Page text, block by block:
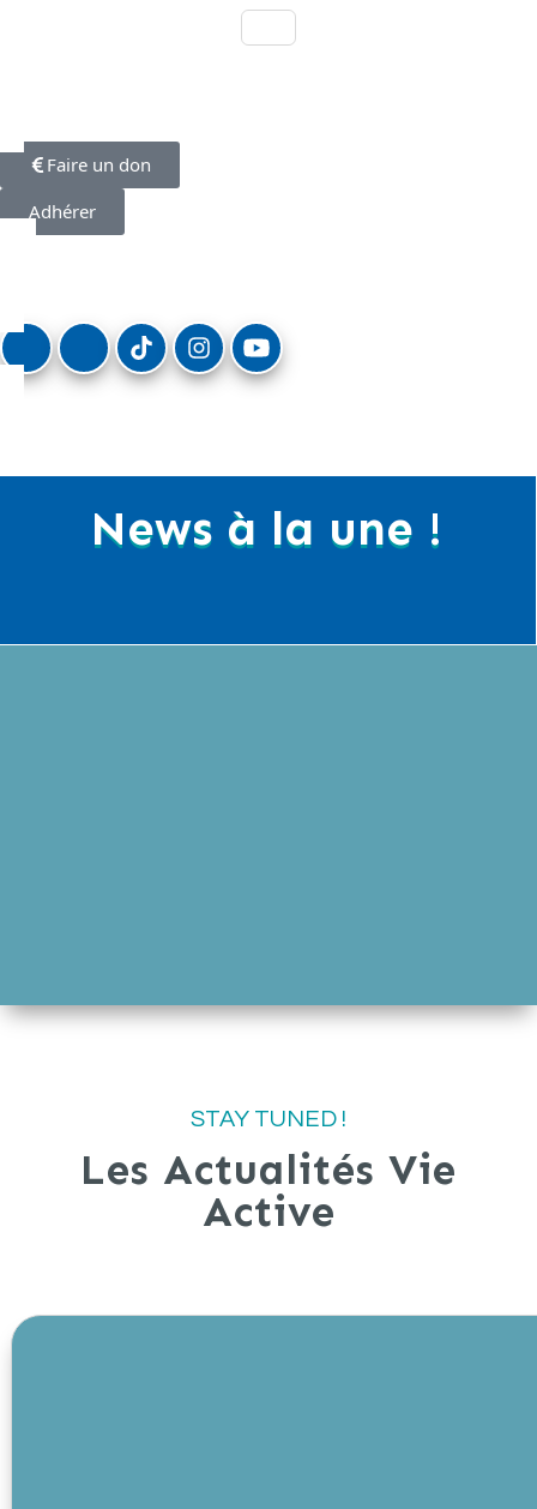
Faire un don
Adhérer
News à la une !
STAY TUNED !
Les Actualités Vie
Active